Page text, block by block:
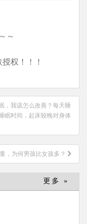
～
权！！！
，我该怎么改善？每天睡
眠时间，起床较晚对身体
，为何男孩比女孩多？
更多 »